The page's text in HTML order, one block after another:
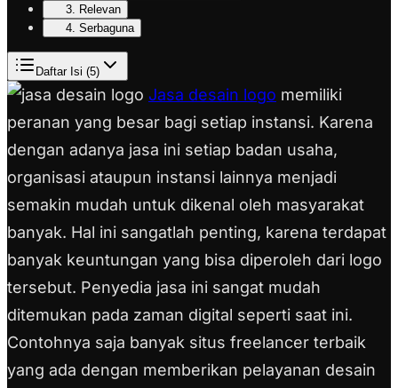
3. Relevan
4. Serbaguna
Daftar Isi (5)
Jasa desain logo memiliki
peranan yang besar bagi setiap instansi. Karena
dengan adanya jasa ini setiap badan usaha,
organisasi ataupun instansi lainnya menjadi
semakin mudah untuk dikenal oleh masyarakat
banyak. Hal ini sangatlah penting, karena terdapat
banyak keuntungan yang bisa diperoleh dari logo
tersebut. Penyedia jasa ini sangat mudah
ditemukan pada zaman digital seperti saat ini.
Contohnya saja banyak situs freelancer terbaik
yang ada dengan memberikan pelayanan desain